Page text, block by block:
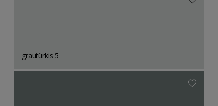
grautürkis 5